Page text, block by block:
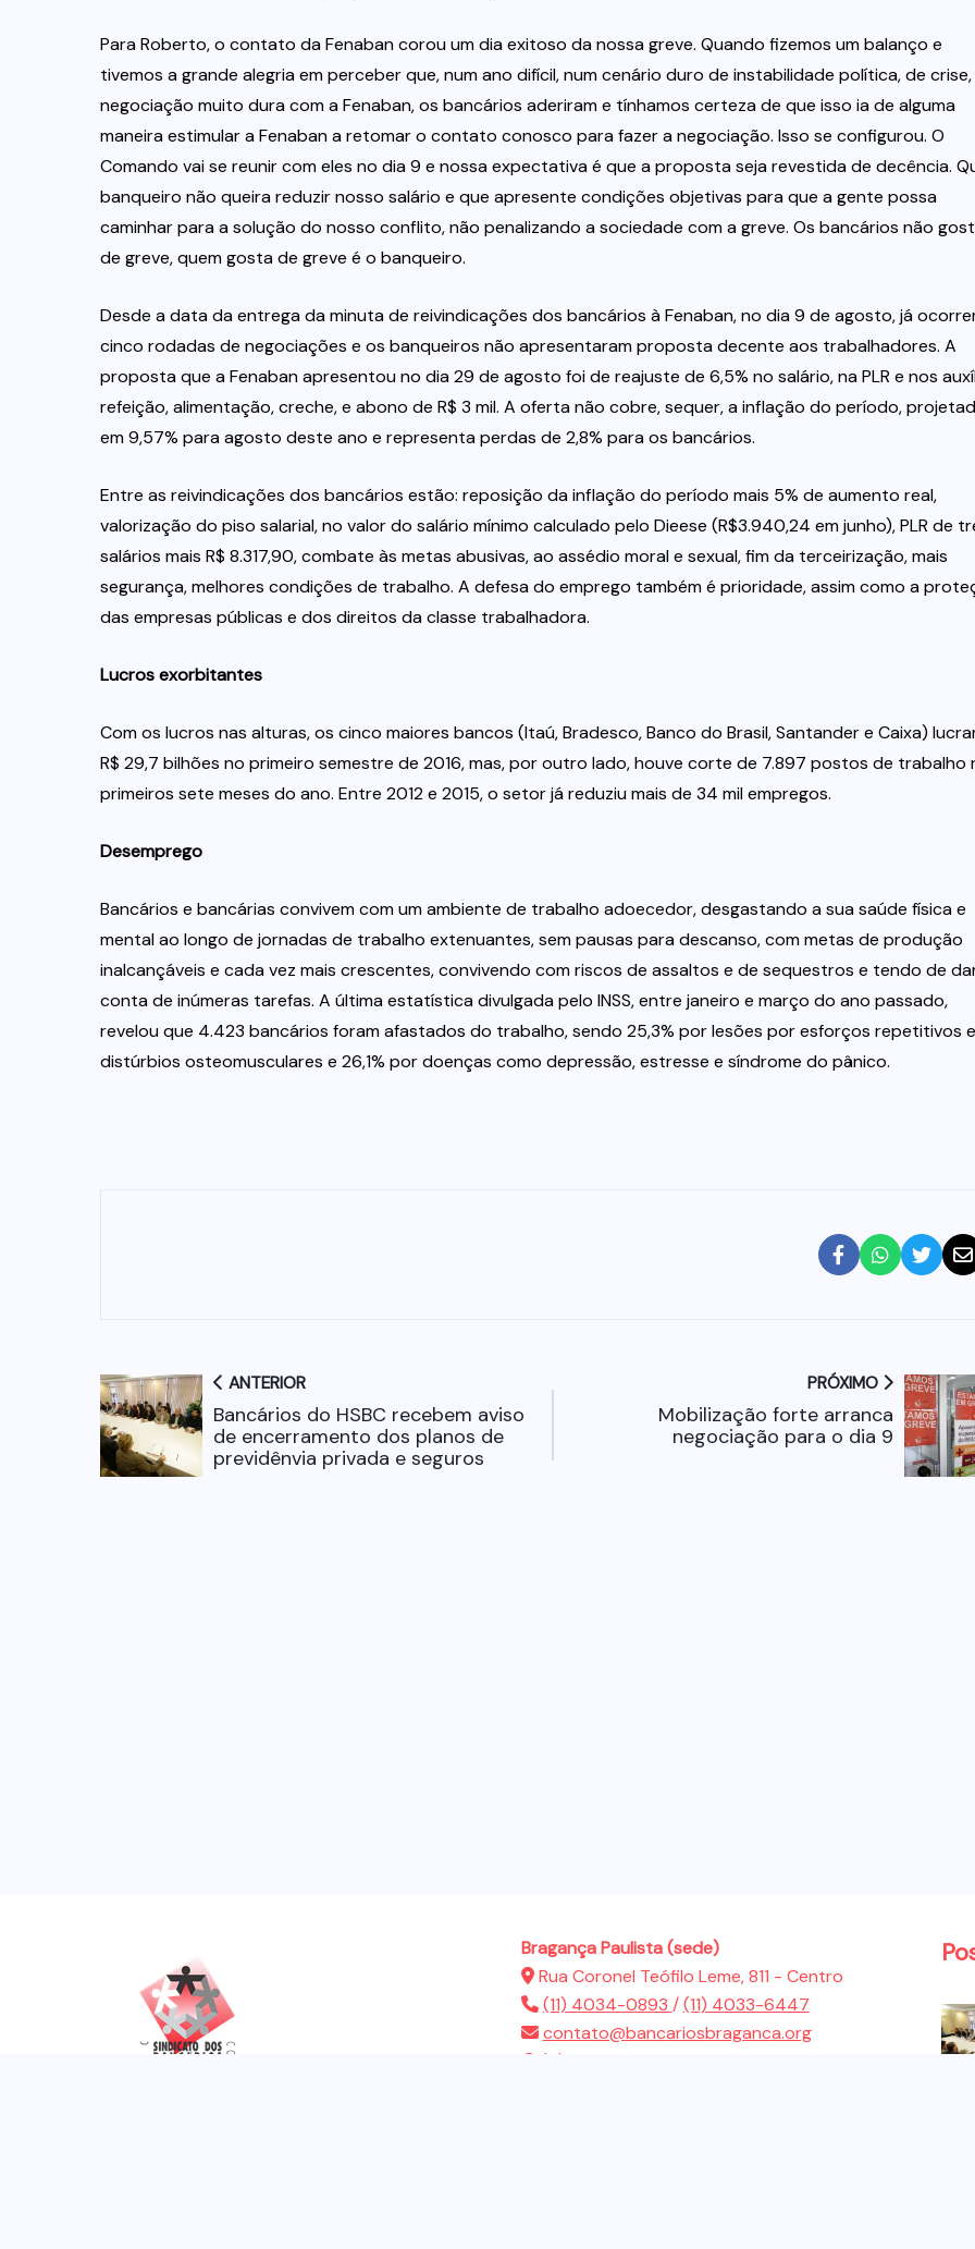
Para Roberto, o contato da Fenaban corou um dia exitoso da nossa greve. Quando fizemos um balanço e
tivemos a grande alegria em perceber que, num ano difícil, num cenário duro de instabilidade política, de
negociação muito dura com a Fenaban, os bancários aderiram e tínhamos certeza de que isso ia de alguma
maneira estimular a Fenaban a retomar o contato conosco para fazer a negociação. Isso se configurou. O
Comando vai se reunir com eles no dia 9 e nossa expectativa é que a proposta seja revestida de decência.
banqueiro não queira reduzir nosso salário e que apresente condições objetivas para que a gente possa
caminhar para a solução do nosso conflito, não penalizando a sociedade com a greve. Os bancários não
de greve, quem gosta de greve é o banqueiro.
Desde a data da entrega da minuta de reivindicações dos bancários à Fenaban, no dia 9 de agosto, já
cinco rodadas de negociações e os banqueiros não apresentaram proposta decente aos trabalhadores. A
proposta que a Fenaban apresentou no dia 29 de agosto foi de reajuste de 6,5% no salário, na PLR e nos
refeição, alimentação, creche, e abono de R$ 3 mil. A oferta não cobre, sequer, a inflação do período,
em 9,57% para agosto deste ano e representa perdas de 2,8% para os bancários.
Entre as reivindicações dos bancários estão: reposição da inflação do período mais 5% de aumento real,
valorização do piso salarial, no valor do salário mínimo calculado pelo Dieese (R$3.940,24 em junho), PLR de
salários mais R$ 8.317,90, combate às metas abusivas, ao assédio moral e sexual, fim da terceirização, mais
segurança, melhores condições de trabalho. A defesa do emprego também é prioridade, assim como a
das empresas públicas e dos direitos da classe trabalhadora.
Lucros exorbitantes
Com os lucros nas alturas, os cinco maiores bancos (Itaú, Bradesco, Banco do Brasil, Santander e Caixa)
R$ 29,7 bilhões no primeiro semestre de 2016, mas, por outro lado, houve corte de 7.897 postos de trabalho
primeiros sete meses do ano. Entre 2012 e 2015, o setor já reduziu mais de 34 mil empregos.
Desemprego
Bancários e bancárias convivem com um ambiente de trabalho adoecedor, desgastando a sua saúde física e
mental ao longo de jornadas de trabalho extenuantes, sem pausas para descanso, com metas de produção
inalcançáveis e cada vez mais crescentes, convivendo com riscos de assaltos e de sequestros e tendo de
conta de inúmeras tarefas. A última estatística divulgada pelo INSS, entre janeiro e março do ano passado,
revelou que 4.423 bancários foram afastados do trabalho, sendo 25,3% por lesões por esforços repetitivos e
distúrbios osteomusculares e 26,1% por doenças como depressão, estresse e síndrome do pânico.
ANTERIOR
Bancários do HSBC recebem aviso
de encerramento dos planos de
previdênvia privada e seguros
PRÓXIMO
Mobilização forte arranca
negociação para o dia 9
Bragança Paulista (sede)
Rua Coronel Teófilo Leme, 811 - Centro
(11) 4034-0893 /(11) 4033-6447
contato@bancariosbraganca.org
(11) 94286-5522